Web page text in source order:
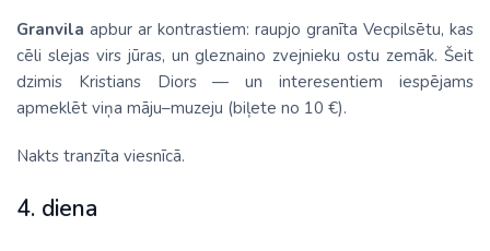
Granvila apbur ar kontrastiem: raupjo granīta Vecpilsētu, kas
cēli slejas virs jūras, un gleznaino zvejnieku ostu zemāk. Šeit
dzimis Kristians Diors — un interesentiem iespējams
apmeklēt viņa māju–muzeju (biļete no 10 €).
Nakts tranzīta viesnīcā.
4. diena